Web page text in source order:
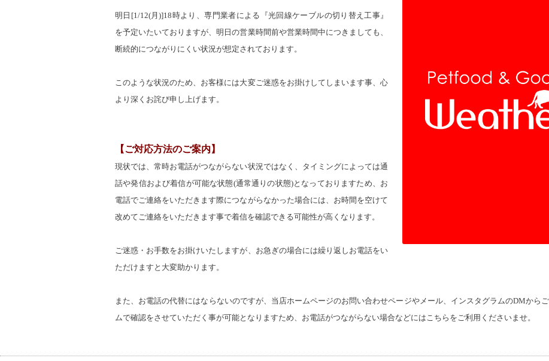
明日[1/12(月)]18時より、専門業者による『光回線ケーブルの切り替え工事』
を予定いたいておりますが、明日の営業時間前や営業時間中につきましても、
断続的につながりにくい状況が想定されております。
このような状況のため、お客様には大変ご迷惑をお掛けしてしまいます事、心
より深くお詫び申し上げます。
【ご対応方法のご案内】
現状では、常時お電話がつながらない状況ではなく、タイミングによっては通
話や発信および着信が可能な状態(通常通りの状態)となっておりますため、お
電話でご連絡をいただきます際につながらなかった場合には、お時間を空けて
改めてご連絡をいただきます事で着信を確認できる可能性が高くなります。
ご迷惑・お手数をお掛けいたしますが、お急ぎの場合には繰り返しお電話をい
ただけますと大変助かります。
また、お電話の代替にはならないのですが、当店ホームページのお問い合わせページやメール、インスタグラムのDMから
ムで確認をさせていただく事が可能となりますため、お電話がつながらない場合などにはこちらをご利用くださいませ。